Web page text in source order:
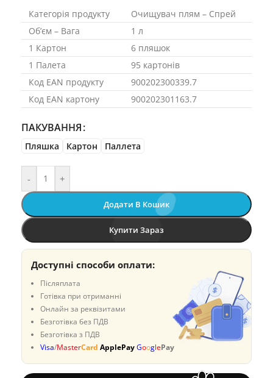
Категорія продукту
Очищувач плям – Спрей
Об’єм – Вага
1 л
1 Картон
6 пляшок
1 Палета
95 картонів
Код EAN продукту
900202300339.7
Код EAN картону
900202301163.7
ПАКУВАННЯ
Пляшка Картон Паллета
- +
Додати В Кошик
Купити Зараз
Доступні способи оплати:
Післяплата
Готівка при отриманні
Онлайн за реквізитами
Безготівка без ПДВ
Безготівка з ПДВ
Visa/MasterCard ApplePayGooglePay